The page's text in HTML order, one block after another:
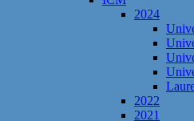
2024
2022
2021